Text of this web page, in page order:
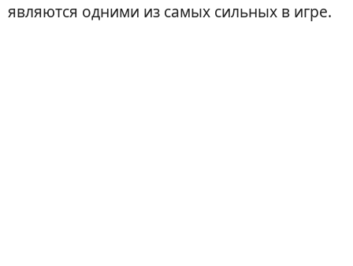
являются одними из самых сильных в игре.